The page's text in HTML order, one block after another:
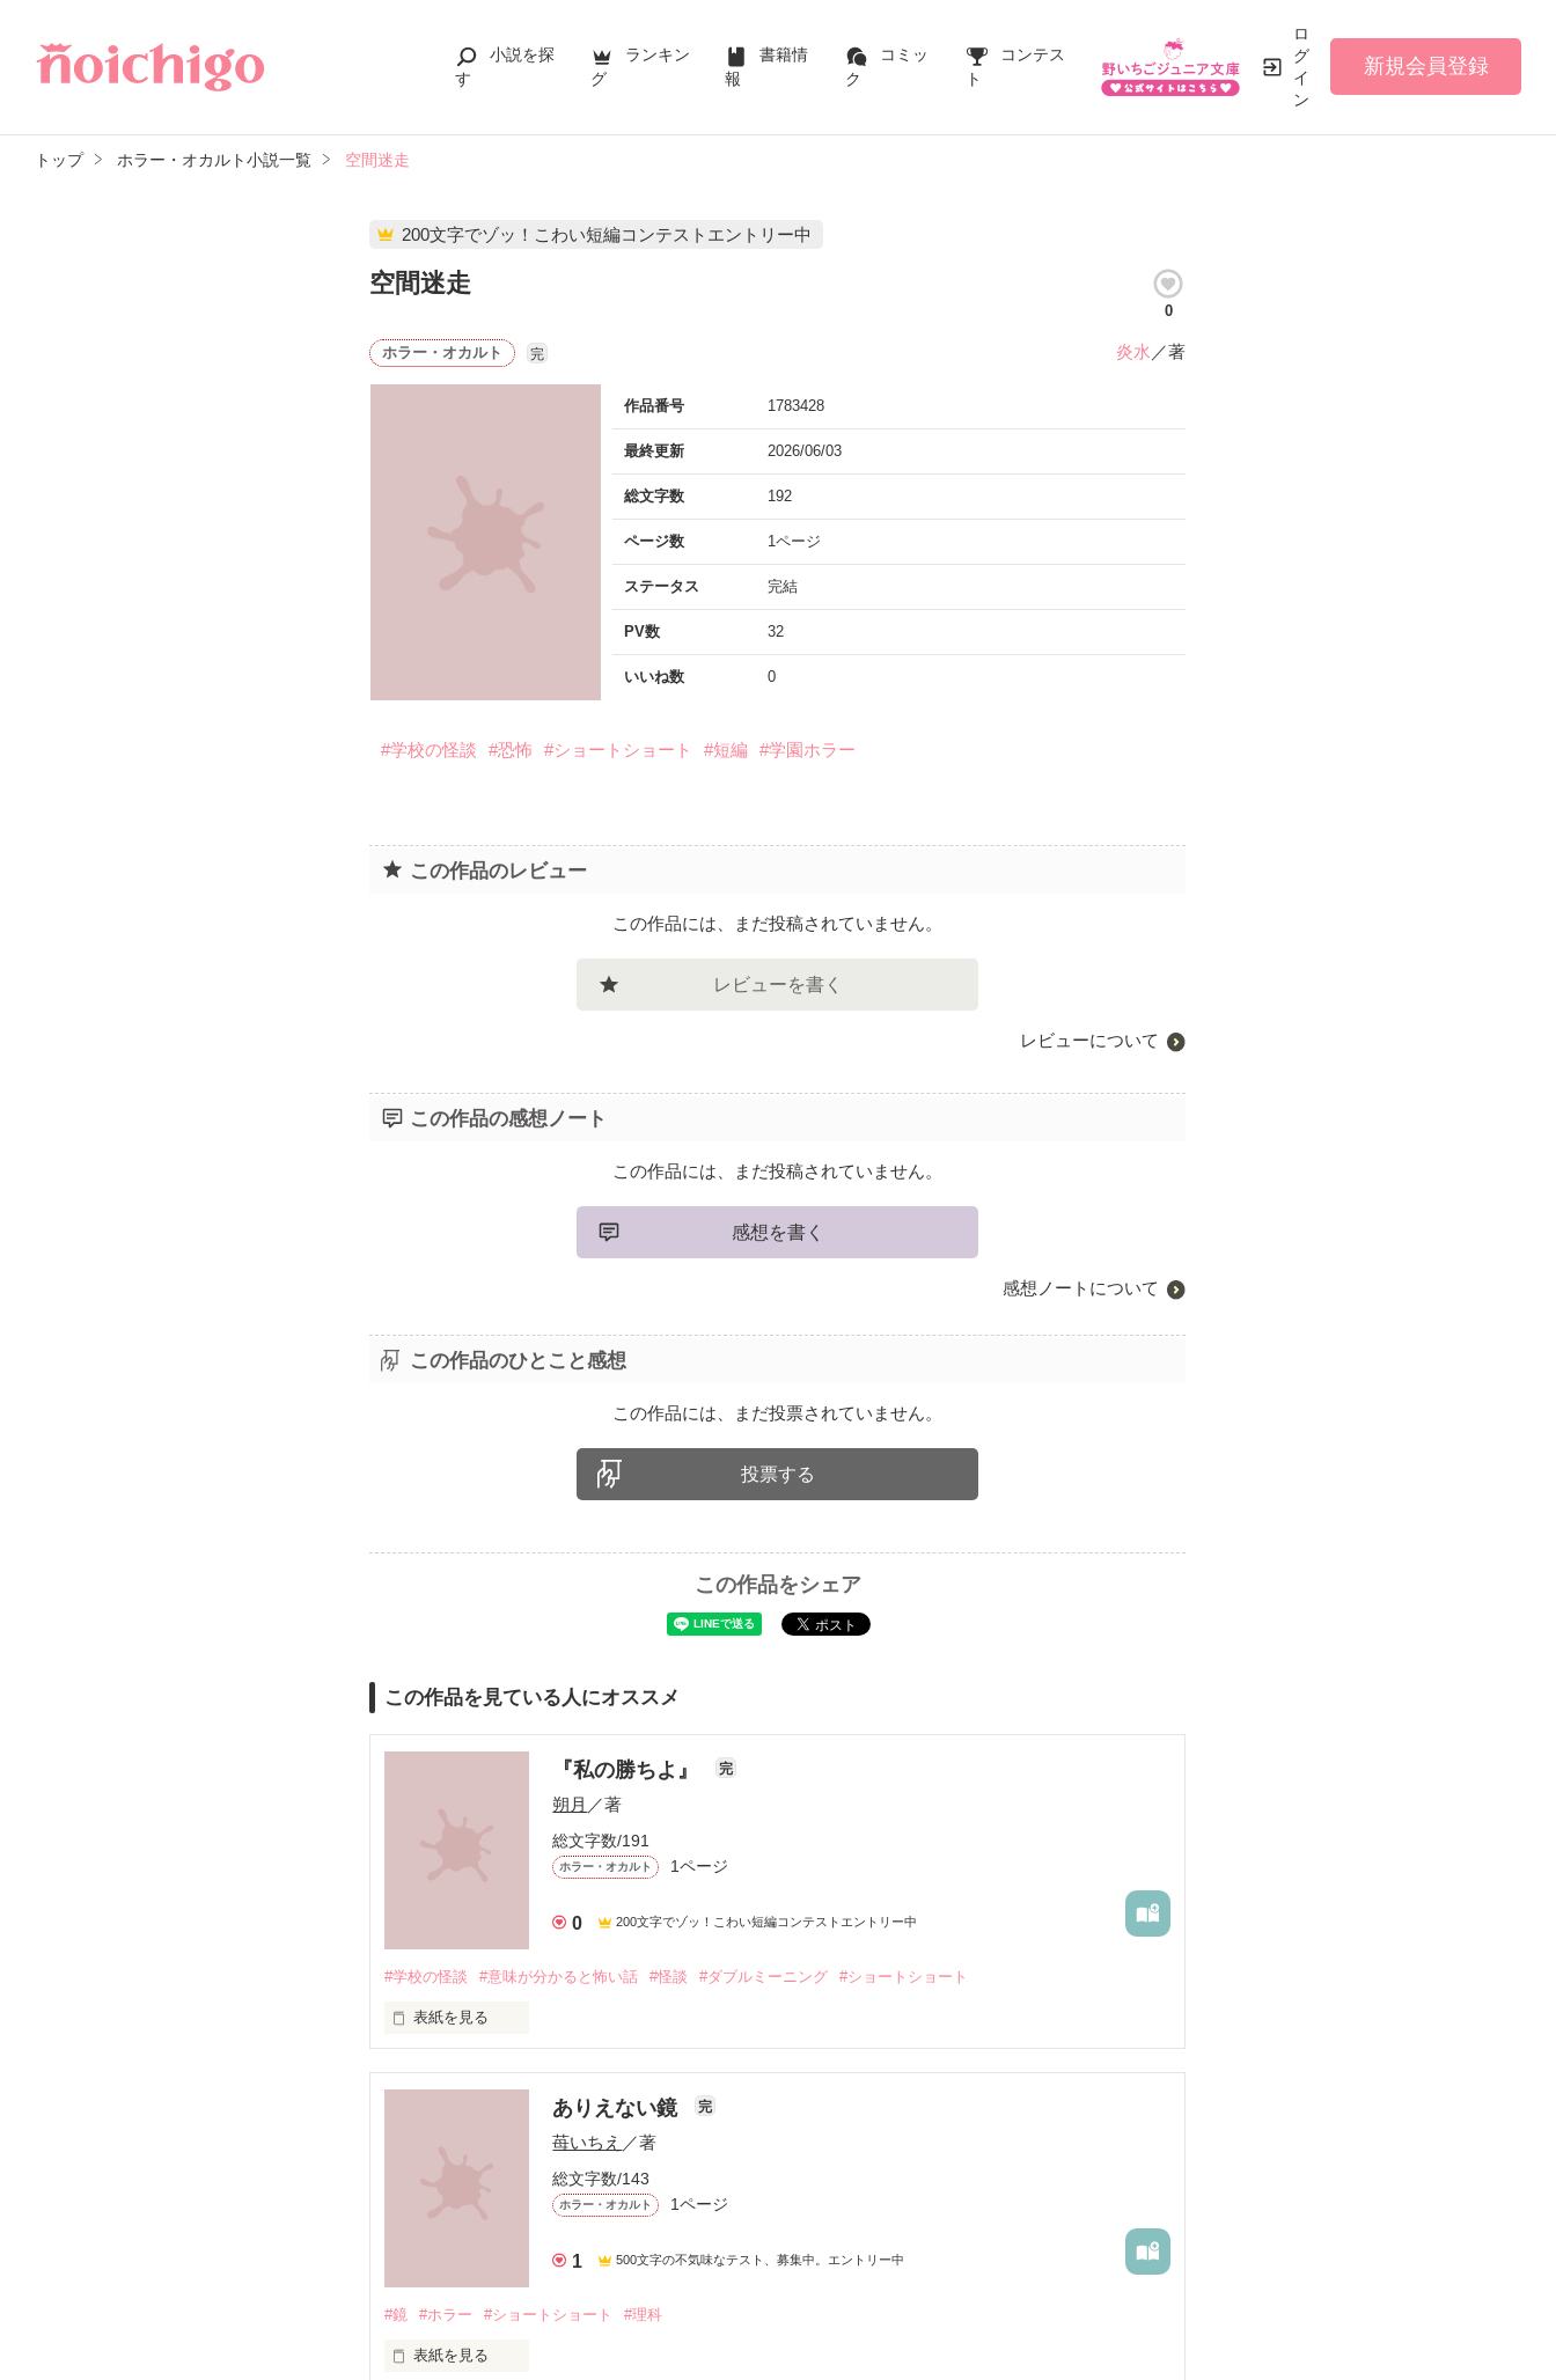
小説を探
す
ランキン
グ
書籍情
報
コミッ
ク
コンテス
ト
ロ
グ
イ
ン
新規会員登録
トップ ホラー・オカルト小説一覧 空間迷走
200文字でゾッ！こわい短編コンテストエントリー中
空間迷走
0
ホラー・オカルト 完 炎水 ／著
作品番号 1783428
最終更新 2026/06/03
総文字数 192
ページ数 1ページ
ステータス 完結
PV数 32
いいね数 0
#学校の怪談 #恐怖 #ショートショート #短編 #学園ホラー
この作品のレビュー
この作品には、まだ投稿されていません。
レビューを書く
レビューについて
この作品の感想ノート
この作品には、まだ投稿されていません。
感想を書く
感想ノートについて
この作品のひとこと感想
この作品には、まだ投票されていません。
投票する
この作品をシェア
この作品を見ている人にオススメ
『私の勝ちよ』 完
朔月 ／著
総文字数/191
ホラー・オカルト 1ページ
0 200文字でゾッ！こわい短編コンテストエントリー中
#学校の怪談 #意味が分かると怖い話 #怪談 #ダブルミーニング #ショートショート
表紙を見る
『だるまさんがころんだ』
──勝ったと思った？
ラスト1行、最後に響くのは、誰の声？
作品を読む
ありえない鏡 完
苺いちえ ／著
総文字数/143
ホラー・オカルト 1ページ
1 500文字の不気味なテスト、募集中。エントリー中
#鏡 #ホラー #ショートショート #理科
表紙を見る